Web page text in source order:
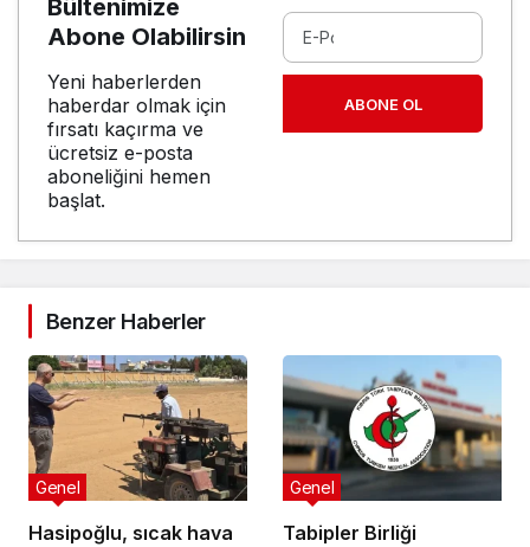
Bültenimize
Abone Olabilirsin
Yeni haberlerden
haberdar olmak için
fırsatı kaçırma ve
ücretsiz e-posta
aboneliğini hemen
başlat.
ABONE OL
Benzer Haberler
Hasipoğlu, sıcak hava
Genel
Tabipler Birliği
Genel